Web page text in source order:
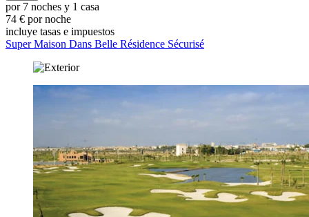
por 7 noches y 1 casa
74 € por noche
incluye tasas e impuestos
Super Maison Dans Belle Résidence Sécurisé